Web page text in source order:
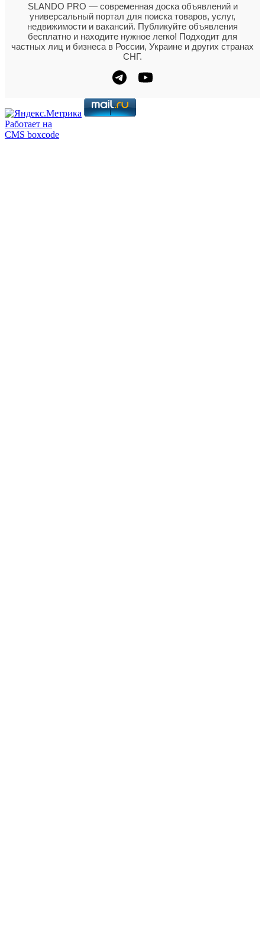
SLANDO PRO — современная доска объявлений и
универсальный портал для поиска товаров, услуг,
недвижимости и вакансий. Публикуйте объявления
бесплатно и находите нужное легко! Подходит для
частных лиц и бизнеса в России, Украине и других странах
СНГ.
Работает на
CMS boxcode